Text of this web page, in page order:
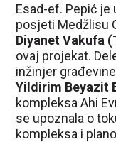
Esad-ef. Pepić je
posjeti Medžlisu
Diyanet Vakufa
ovaj projekat.
inžinjer
Yildirim Beyazit
kompleksa Ahi
se upoznala o
kompleksa i